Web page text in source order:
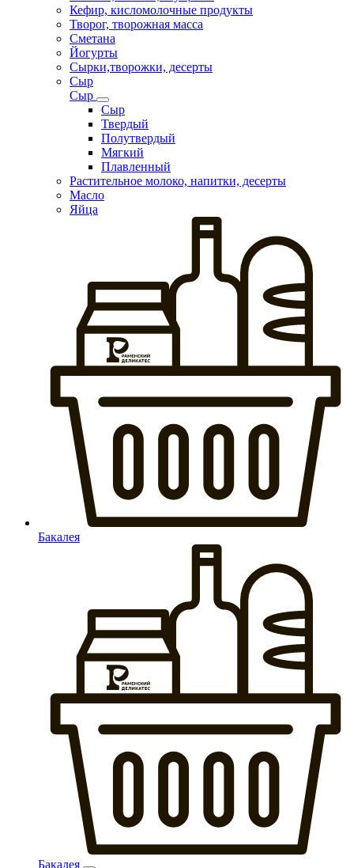
Кефир, кисломолочные продукты
Творог, творожная масса
Сметана
Йогурты
Сырки,творожки, десерты
Сыр
Сыр
Сыр
Твердый
Полутвердый
Мягкий
Плавленный
Растительное молоко, напитки, десерты
Масло
Яйца
Бакалея
Бакалея